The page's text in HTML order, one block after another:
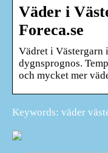
Väder i
Foreca.se
Vädret i Västergarn
dygnsprognos.
och mycket mer
Keywords: väder